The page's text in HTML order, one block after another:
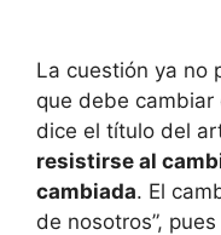
La cuestión ya no
que debe cambiar
dice el título del
resistirse al
cambiada. El
de nosotros”,